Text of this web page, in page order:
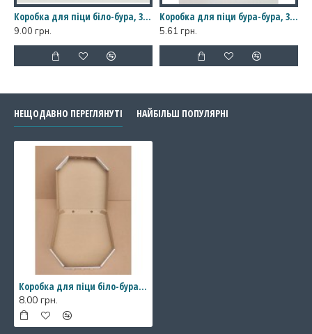
Коробка для піци біло-бура, 320*320*35
9.00 грн.
Коробка для піци бура-бура, 300*300*35
5.61 грн.
НЕЩОДАВНО ПЕРЕГЛЯНУТІ НАЙБІЛЬШ ПОПУЛЯРНІ
Коробка для піци біло-бура, 300*300*35
8.00 грн.